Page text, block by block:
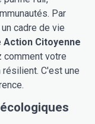
Par
cadre de vie
Action Citoyenne
comment votre
C'est une